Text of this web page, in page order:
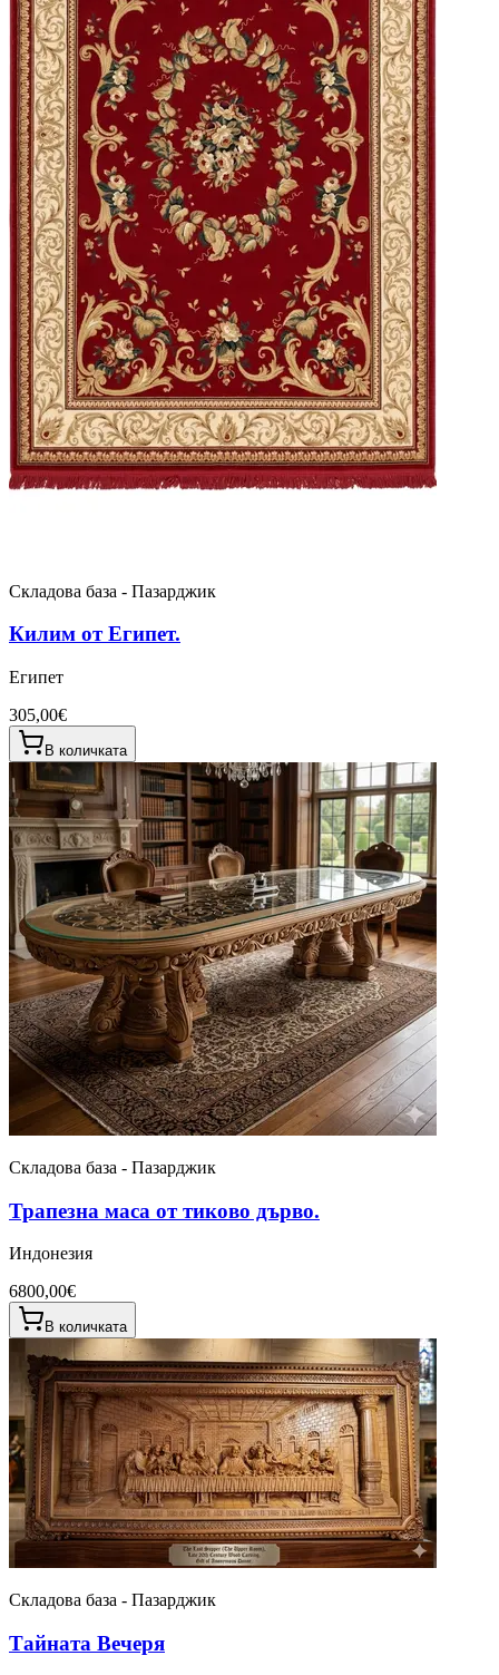
Складова база - Пазарджик
Килим от Египет.
Египет
305,00€
В количката
Складова база - Пазарджик
Трапезна маса от тиково дърво.
Индонезия
6800,00€
В количката
Складова база - Пазарджик
Тайната Вечеря